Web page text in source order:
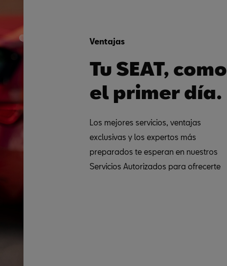
Ventajas
Tu SEAT, como
el primer día.
Los mejores servicios, ventajas
exclusivas y los expertos más
preparados te esperan en nuestros
Servicios Autorizados para ofrecerte